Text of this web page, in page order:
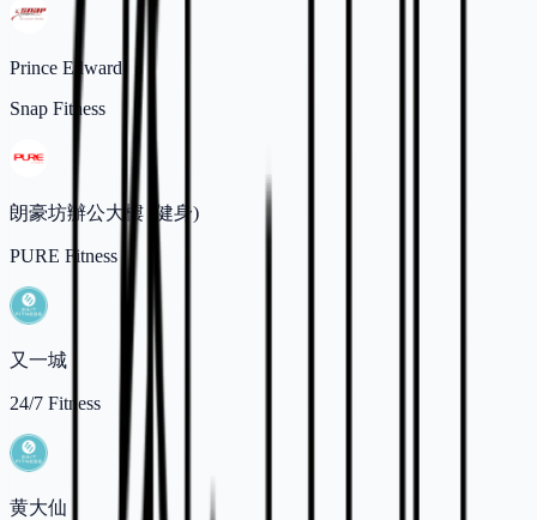
Prince Edward
Snap Fitness
朗豪坊辦公大樓 (健身)
PURE Fitness
又一城
24/7 Fitness
黄大仙